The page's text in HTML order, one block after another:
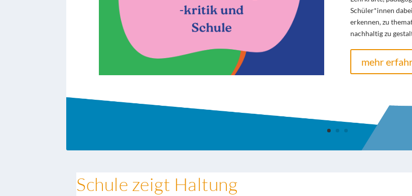
Schüler*innen
erkennen, zu
nachhaltig zu
mehr
Schule zeigt Haltung